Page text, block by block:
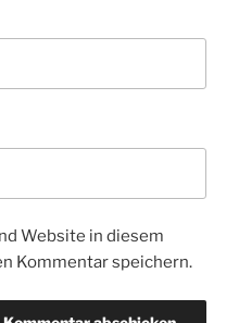
Website in diesem
Kommentar speichern.